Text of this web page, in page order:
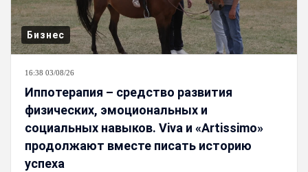
Бизнес
16:38 03/08/26
Иппотерапия – средство развития
физических, эмоциональных и
социальных навыков. Viva и «Artissimo»
продолжают вместе писать историю
успеха